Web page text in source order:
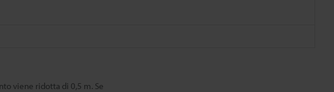
viene ridotta di 0,5 m. Se